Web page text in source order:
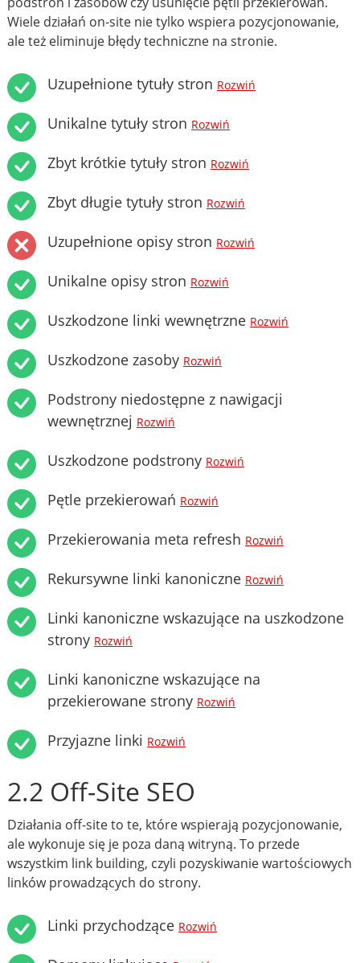
Wiele działań on-site nie tylko wspiera pozycjonowanie,
ale też eliminuje błędy techniczne na stronie.
Uzupełnione tytuły stron Rozwiń
Unikalne tytuły stron Rozwiń
Zbyt krótkie tytuły stron Rozwiń
Zbyt długie tytuły stron Rozwiń
Uzupełnione opisy stron Rozwiń
Unikalne opisy stron Rozwiń
Uszkodzone linki wewnętrzne Rozwiń
Uszkodzone zasoby Rozwiń
Podstrony niedostępne z nawigacji
wewnętrznej Rozwiń
Uszkodzone podstrony Rozwiń
Pętle przekierowań Rozwiń
Przekierowania meta refresh Rozwiń
Rekursywne linki kanoniczne Rozwiń
Linki kanoniczne wskazujące na uszkodzone
strony Rozwiń
Linki kanoniczne wskazujące na
przekierowane strony Rozwiń
Przyjazne linki Rozwiń
2.2 Off-Site SEO
Działania off-site to te, które wspierają pozycjonowanie,
ale wykonuje się je poza daną witryną. To przede
wszystkim link building, czyli pozyskiwanie wartościowych
linków prowadzących do strony.
Linki przychodzące Rozwiń